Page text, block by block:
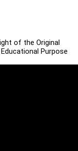
of the Original
Purpose